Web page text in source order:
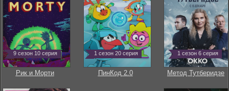
9 сезон 10 серия
Рик и Морти
1 сезон 20 серия
ПинКод 2.0
1 сезон 6 серия
Метод Тутберидзе